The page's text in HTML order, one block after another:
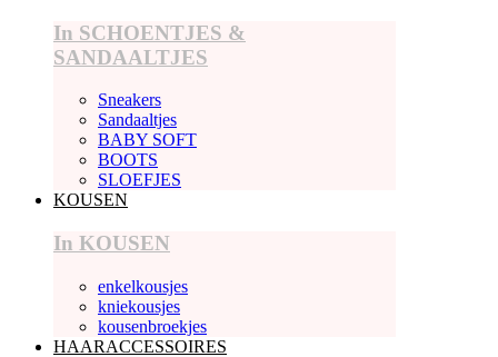
In SCHOENTJES &
SANDAALTJES
Sneakers
Sandaaltjes
BABY SOFT
BOOTS
SLOEFJES
KOUSEN
In KOUSEN
enkelkousjes
kniekousjes
kousenbroekjes
HAARACCESSOIRES